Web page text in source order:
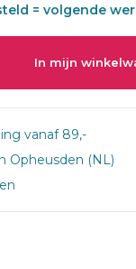
= volgende
In mijn
vanaf 89,-
Opheusden (NL)